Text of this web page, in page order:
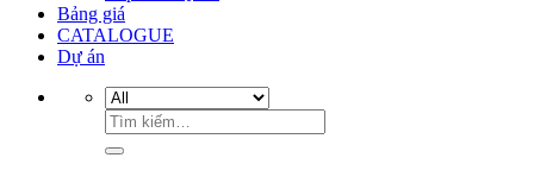
Bảng giá
CATALOGUE
Dự án